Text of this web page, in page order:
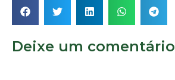
Deixe um comentário